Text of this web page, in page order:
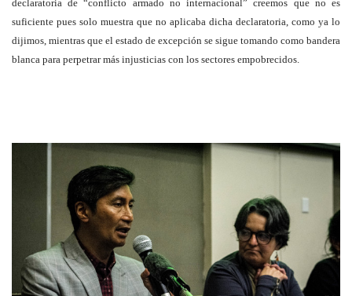
declaratoria de “conflicto armado no internacional” creemos que no es
suficiente pues solo muestra que no aplicaba dicha declaratoria, como ya lo
dijimos, mientras que el estado de excepción se sigue tomando como bandera
blanca para perpetrar más injusticias con los sectores empobrecidos.